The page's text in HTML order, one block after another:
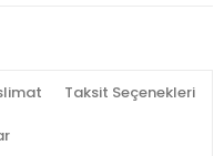
Taksit Seçenekleri